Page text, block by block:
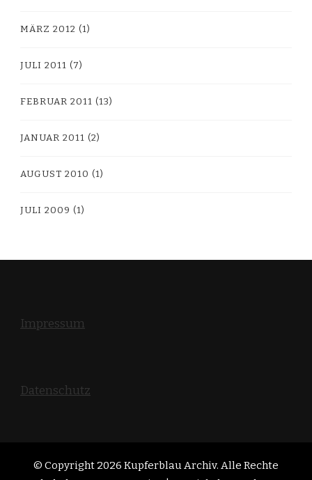
MÄRZ 2012 (1)
JULI 2011 (7)
FEBRUAR 2011 (13)
JANUAR 2011 (2)
AUGUST 2010 (1)
JULI 2009 (1)
Impressum
Datenschutz
© Copyright 2026 Kupferblau Archiv. Alle Rechte